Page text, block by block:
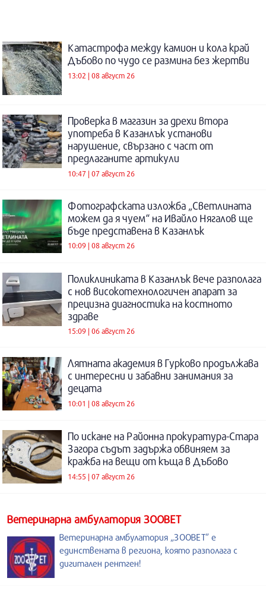
Катастрофа между камион и кола край
Дъбово по чудо се размина без жертви
13:02 | 08 август 26
Проверка в магазин за дрехи втора
употреба в Казанлък установи
нарушение, свързано с част от
предлаганите артикули
10:47 | 07 август 26
Фотографската изложба „Светлината
можем да я чуем“ на Ивайло Нягалов ще
бъде представена в Казанлък
10:09 | 08 август 26
Поликлиниката в Казанлък вече разполага
с нов високотехнологичен апарат за
прецизна диагностика на костното
здраве
15:09 | 06 август 26
Лятната академия в Гурково продължава
с интересни и забавни занимания за
децата
10:01 | 08 август 26
По искане на Районна прокуратура-Стара
Загора съдът задържа обвиняем за
кражба на вещи от къща в Дъбово
14:55 | 07 август 26
Ветеринарна амбулатория ЗООВЕТ
Ветеринарна амбулатория „ЗООВЕТ” е
единствената в региона, която разполага с
дигитален рентген!